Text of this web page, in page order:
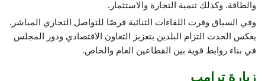
والطاقة. وكذلك تنمية التجارة والاستثمار.
وفي السياق وفرت اللقاءات الثنائية فرصًا للتواصل التجاري المباشر.
يعكس الحدث التزام البلدين بتعزيز التعاون الاقتصادي ودور المجلس
في بناء روابط قوية بين القطاعين العام والخاص.
زيارة ترامب